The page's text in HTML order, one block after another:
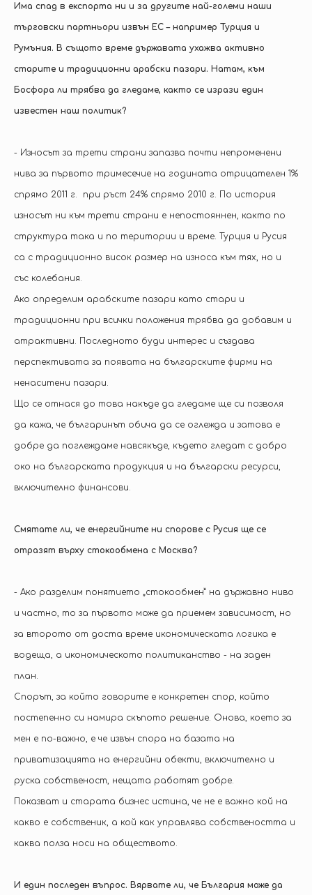
Има спад в експорта ни и за другите най-големи наши
търговски партньори извън ЕС – например Турция и
Румъния. В същото време държавата ухажва активно
старите и традиционни арабски пазари. Натам, към
Босфора ли трябва да гледаме, както се изрази един
известен наш политик?
- Износът за трети страни запазва почти непроменени
нива за първото тримесечие на годината отрицателен 1%
спрямо 2011 г. при ръст 24% спрямо 2010 г. По история
износът ни към трети страни е непостояннен, както по
структура така и по територии и време. Турция и Русия
са с традиционно висок размер на износа към тях, но и
със колебания.
Ако определим арабските пазари като стари и
традиционни при всички положения трябва да добавим и
атрактивни. Последното буди интерес и създава
перспективата за появата на българските фирми на
ненаситени пазари.
Що се отнася до това накъде да гледаме ще си позволя
да кажа, че българинът обича да се оглежда и затова е
добре да поглеждаме навсякъде, където гледат с добро
око на българската продукция и на български ресурси,
включително финансови.
Смятате ли, че енергийните ни спорове с Русия ще се
отразят върху стокообмена с Москва?
- Ако разделим понятието „стокообмен” на държавно ниво
и частно, то за първото може да приемем зависимост, но
за второто от доста време икономическата логика е
водеща, а икономическото политиканство - на заден
план.
Спорът, за който говорите е конкретен спор, който
постепенно си намира скъпото решение. Онова, което за
мен е по-важно, е че извън спора на базата на
приватизацията на енергийни обекти, включително и
руска собственост, нещата работят добре.
Показват и старата бизнес истина, че не е важно кой на
какво е собственик, а кой как управлява собствеността и
каква полза носи на обществото.
И един последен въпрос. Вярвате ли, че България може да